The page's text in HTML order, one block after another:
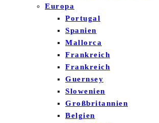
Europa
Portugal
Spanien
Mallorca
Frankreich
Frankreich
Guernsey
Slowenien
Großbritannien
Belgien